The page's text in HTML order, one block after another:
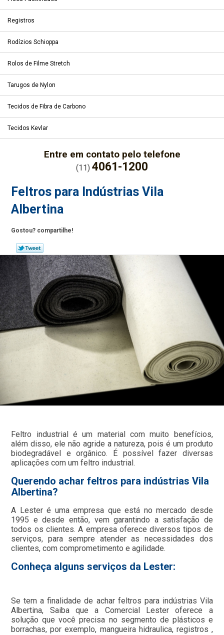
Registros
Rodízios Schioppa
Rolos de Filme Stretch
Tarugos de Nylon
Tecidos de Fibra de Carbono
Tecidos Kevlar
Entre em contato pelo telefone
(11) 4061-1200
Feltros para Indústrias Vila
Albertina
Gostou? compartilhe!
Feltro industrial é um material com muito benefícios,
além disso, ele não agride a natureza, pois é um produto
biodegradável e orgânico. É possível fazer diversas
aplicações com um feltro industrial.
Querendo achar feltros para indústrias Vila
Albertina?
A Lester é uma empresa que está no mercado desde
1995 e desde então, vem garantindo a satisfação de
todos os clientes. A empresa oferece diversos tipos de
serviços, para sempre atender as necessidades dos
clientes, com comprometimento e agilidade.
Conheça alguns serviços da Lester:
Se tem a finalidade de achar feltros para indústrias Vila
Albertina, Saiba que a Comercial Lester oferece a
solução que você precisa no segmento de plásticos e
borrachas, por exemplo, mangueira hidraulica, registros ,